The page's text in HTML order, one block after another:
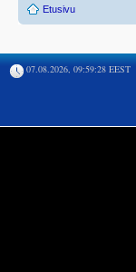
Etusivu
07.08.2026, 09:59:28 EEST